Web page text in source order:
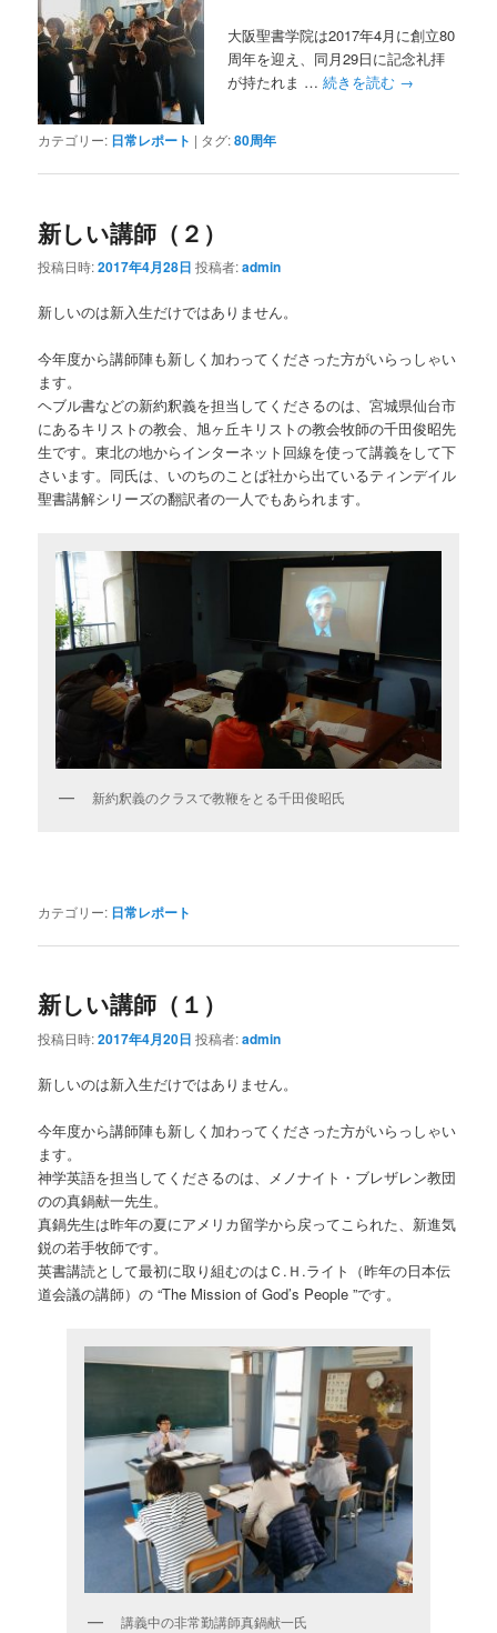
大阪聖書学院は2017年4月に創立80
周年を迎え、同月29日に記念礼拝
が持たれま …続きを読む →
カテゴリー: 日常レポート | タグ:80周年
新しい講師（２）
投稿日時:2017年4月28日 投稿者:admin
新しいのは新入生だけではありません。
今年度から講師陣も新しく加わってくださった方がいらっしゃい
ます。
ヘブル書などの新約釈義を担当してくださるのは、宮城県仙台市
にあるキリストの教会、旭ヶ丘キリストの教会牧師の千田俊昭先
生です。東北の地からインターネット回線を使って講義をして下
さいます。同氏は、いのちのことば社から出ているティンデイル
聖書講解シリーズの翻訳者の一人でもあられます。
新約釈義のクラスで教鞭をとる千田俊昭氏
カテゴリー: 日常レポート
新しい講師（１）
投稿日時:2017年4月20日 投稿者:admin
新しいのは新入生だけではありません。
今年度から講師陣も新しく加わってくださった方がいらっしゃい
ます。
神学英語を担当してくださるのは、メノナイト・ブレザレン教団
のの真鍋献一先生。
真鍋先生は昨年の夏にアメリカ留学から戻ってこられた、新進気
鋭の若手牧師です。
英書講読として最初に取り組むのはＣ.Ｈ.ライト（昨年の日本伝
道会議の講師）の “The Mission of God’s People ”です。
講義中の非常勤講師真鍋献一氏